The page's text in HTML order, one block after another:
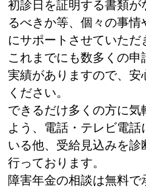
初診日を証明する書類
るべきか等、個々の事
にサポートさせていただ
これまでにも数多くの
実績がありますので、
ください。
できるだけ多くの方に気
よう、電話・テレビ電
いる他、受給見込みを診
行っております。
障害年金の相談は無料で